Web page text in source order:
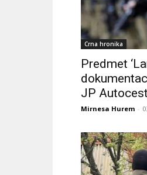
Crna hronika
Predmet
JP
Mirnesa Hurem -